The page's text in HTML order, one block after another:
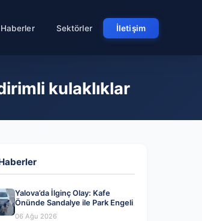
Sektörler İletişim
kulaklıklar
Yalova’da İlginç Olay: Kafe
Önünde Sandalye ile Park Engeli
06 Ağu 2026